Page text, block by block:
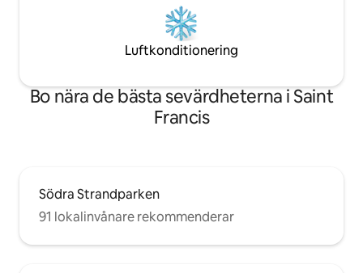
Luftkonditionering
Bo nära de bästa sevärdheterna i Saint
Francis
Södra Strandparken
91 lokalinvånare rekommenderar